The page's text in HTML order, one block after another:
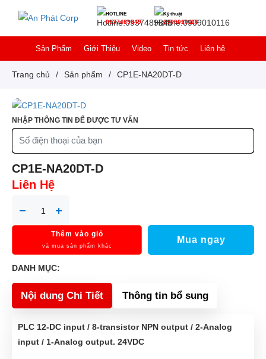
HOTLINE
0937489849
Kỹ thuật
0909010116
Sản Phẩm Giới Thiệu Video Tin tức Liên hệ
Trang chủ / Sản phẩm / CP1E-NA20DT-D
NHẬP THÔNG TIN ĐỂ ĐƯỢC TƯ VẤN
CP1E-NA20DT-D
Liên Hệ
Thêm vào giỏ
và mua sản phẩm khác
Mua ngay
DANH MỤC:
Nội dung Chi Tiết Thông tin bổ sung
PLC 12-DC input / 8-transistor NPN output / 2-Analog
input / 1-Analog output. 24VDC